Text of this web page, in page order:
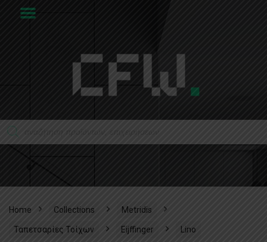
Home Collections Metridis
Ταπετσαρίες Τοίχων Eijffinger
Lino